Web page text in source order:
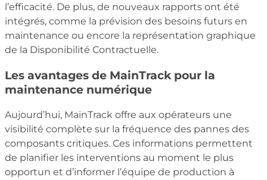
l’efficacité. De plus, de nouveaux rapports ont été
intégrés, comme la prévision des besoins futurs en
maintenance ou encore la représentation graphique
de la Disponibilité Contractuelle.
Les avantages de MainTrack pour la
maintenance numérique
Aujourd’hui, MainTrack offre aux opérateurs une
visibilité complète sur la fréquence des pannes des
composants critiques. Ces informations permettent
de planifier les interventions au moment le plus
opportun et d’informer l’équipe de production à